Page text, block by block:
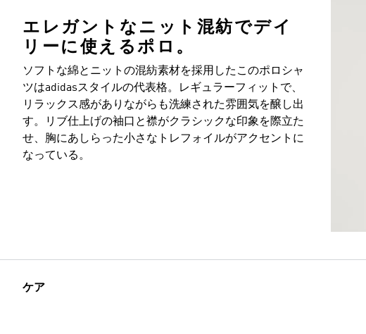
エレガントなニット混紡でデイ
リーに使えるポロ。
ソフトな綿とニットの混紡素材を採用したこのポロシャ
ツはadidasスタイルの代表格。レギュラーフィットで、
リラックス感がありながらも洗練された雰囲気を醸し出
す。リブ仕上げの袖口と襟がクラシックな印象を際立た
せ、胸にあしらった小さなトレフォイルがアクセントに
なっている。
ケア